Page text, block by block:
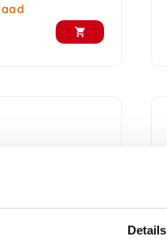
Details